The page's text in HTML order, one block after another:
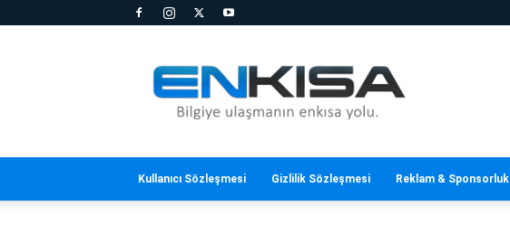
Kısa
Kullanıcı Sözleşmesi Gizlilik Sözleşmesi Reklam & Sponsorluk